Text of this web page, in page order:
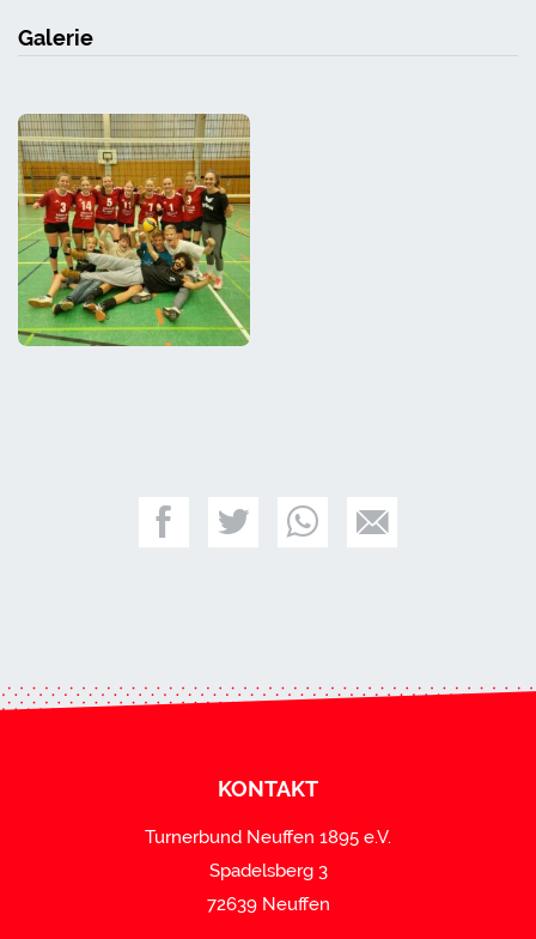
Galerie
KONTAKT
Turnerbund Neuffen 1895 e.V.
Spadelsberg 3
72639 Neuffen